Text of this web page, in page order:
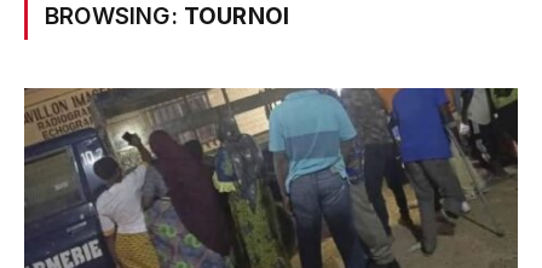
BROWSING: TOURNOI